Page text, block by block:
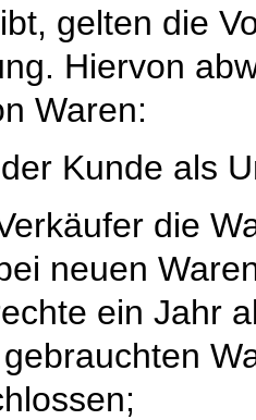
gelten die
Hiervon
Waren:
Kunde als
die
neuen
ein Jahr